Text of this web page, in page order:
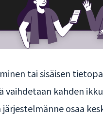
tai sisäisen
kahden
osaa